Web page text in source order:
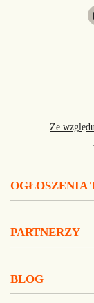
Ze
OGŁOSZENIA
PARTNERZY
BLOG